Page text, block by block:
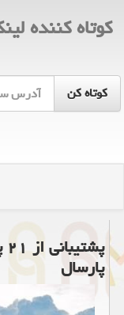
كوتاه كننده
پارسال